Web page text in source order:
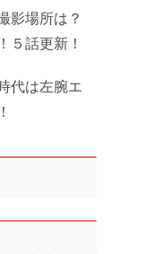
影場所は？
５話更新！
代は左腕エ